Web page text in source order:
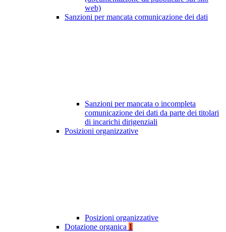
web)
Sanzioni per mancata comunicazione dei dati
Sanzioni per mancata o incompleta
comunicazione dei dati da parte dei titolari
di incarichi dirigenziali
Posizioni organizzative
Posizioni organizzative
Dotazione organica 1